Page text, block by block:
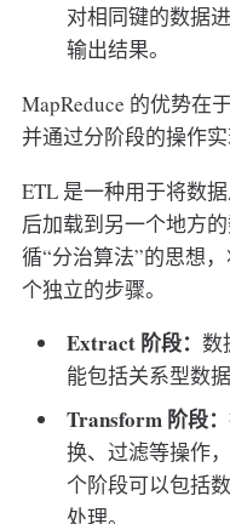
对相同键的数据
输出结果。
MapReduce 的优势在
并通过分阶段的操作
ETL 是一种用于将数
后加载到另一个地方
循“分治算法”的思想
个独立的步骤。
Extract 阶段：数
能包括关系型数
Transform 阶段：
换、过滤等操作
个阶段可以包括
处理。